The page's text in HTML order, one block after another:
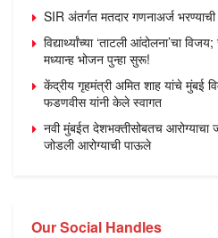
SIR अंतर्गत मतदार गणनाअर्ज
विद्यार्थ्यांच्या ‘ताटली आंदोलना’चा
मध्यान्ह भोजन पुन्हा सुरू!
केंद्रीय गृहमंत्री अमित शाह यांचे मुंबई
फडणवीस यांनी केले स्वागत
नवी मुंबईत देशभक्तीसोबतच आरोग्याचा
जोडली आरोग्याची पाऊले
Our Social Handles